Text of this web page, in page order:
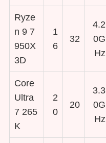
Ryze
n 9 7
950X
3D
1
6
32
4.2
0G
Hz
Core
Ultra
7 265
K
2
0
20
3.3
0G
Hz